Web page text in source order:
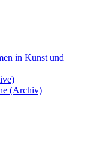
in Kunst und
(Archiv)